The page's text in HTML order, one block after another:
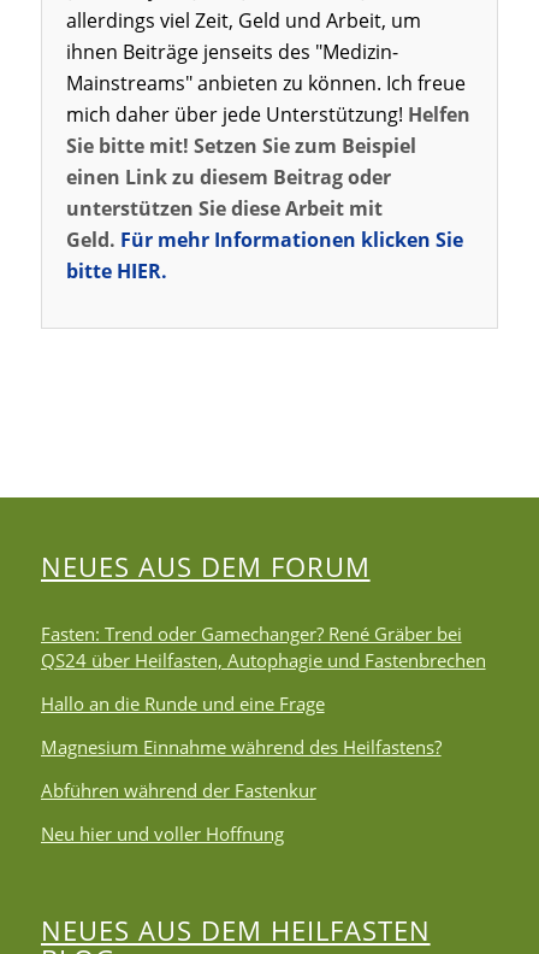
allerdings viel Zeit, Geld und Arbeit, um
ihnen Beiträge jenseits des "Medizin-
Mainstreams" anbieten zu können. Ich freue
mich daher über jede Unterstützung! Helfen
Sie bitte mit! Setzen Sie zum Beispiel
einen Link zu diesem Beitrag oder
unterstützen Sie diese Arbeit mit
Geld. Für mehr Informationen klicken Sie
bitte HIER.
NEUES AUS DEM FORUM
Fasten: Trend oder Gamechanger? René Gräber bei
QS24 über Heilfasten, Autophagie und Fastenbrechen
Hallo an die Runde und eine Frage
Magnesium Einnahme während des Heilfastens?
Abführen während der Fastenkur
Neu hier und voller Hoffnung
NEUES AUS DEM HEILFASTEN